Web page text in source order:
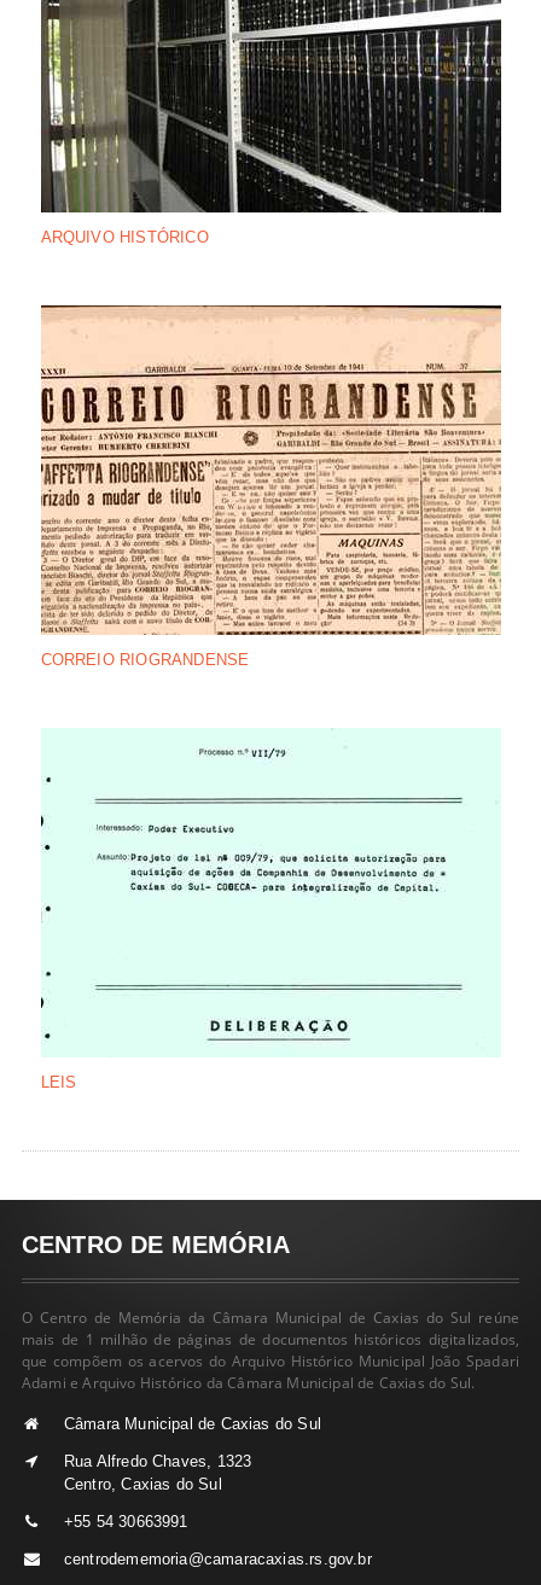
ARQUIVO HISTÓRICO
CORREIO RIOGRANDENSE
LEIS
CENTRO DE MEMÓRIA
O Centro de Memória da Câmara Municipal de Caxias do Sul reúne
mais de 1 milhão de páginas de documentos históricos digitalizados,
que compõem os acervos do Arquivo Histórico Municipal João Spadari
Adami e Arquivo Histórico da Câmara Municipal de Caxias do Sul.
Câmara Municipal de Caxias do Sul
Rua Alfredo Chaves, 1323
Centro, Caxias do Sul
+55 54 30663991
centrodememoria@camaracaxias.rs.gov.br